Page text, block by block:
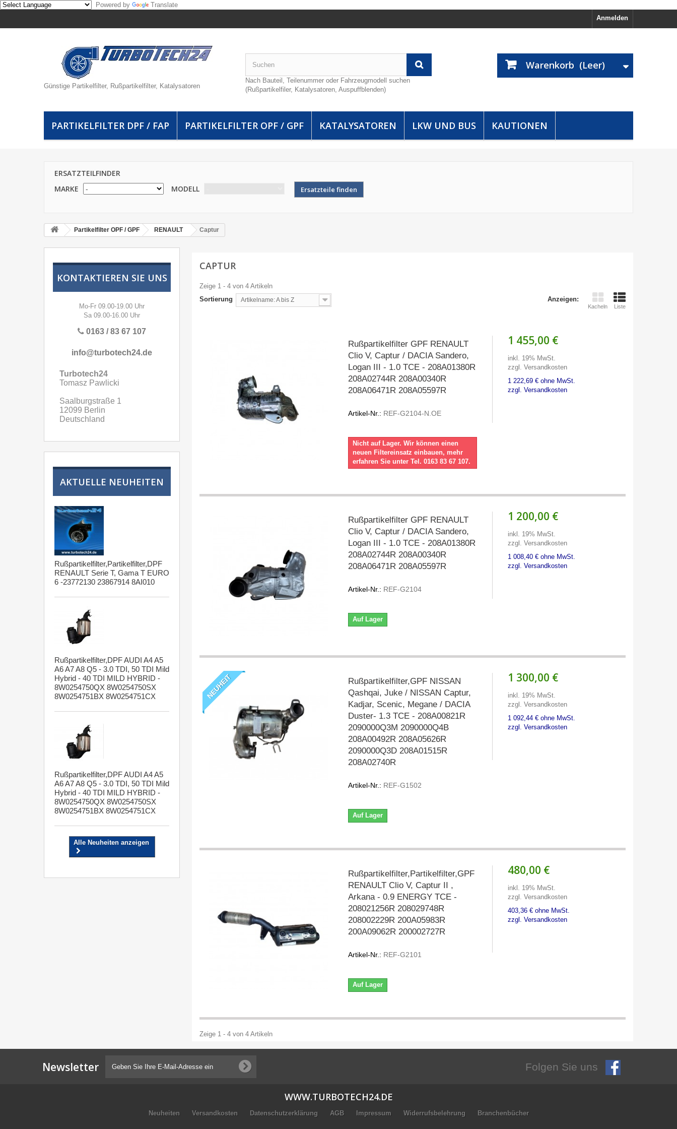
Powered by
Translate
Anmelden
Günstige Partikelfilter, Rußpartikelfilter, Katalysatoren
Nach Bauteil, Teilenummer oder Fahrzeugmodell suchen
(Rußpartikelfiler, Katalysatoren, Auspuffblenden)
Warenkorb (Leer)
PARTIKELFILTER DPF / FAP PARTIKELFILTER OPF / GPF KATALYSATOREN LKW UND BUS KAUTIONEN
ERSATZTEILFINDER
MARKE
MODELL
Partikelfilter OPF / GPF RENAULT Captur
KONTAKTIEREN SIE UNS
Mo-Fr 09.00-19.00 Uhr
Sa 09.00-16.00 Uhr
0163 / 83 67 107
info@turbotech24.de
Turbotech24
Tomasz Pawlicki
Saalburgstraße 1
12099 Berlin
Deutschland
AKTUELLE NEUHEITEN
Rußpartikelfilter,Partikelfilter,DPF
RENAULT Serie T, Gama T EURO
6 -23772130 23867914 8AI010
Rußpartikelfilter,DPF AUDI A4 A5
A6 A7 A8 Q5 - 3.0 TDI, 50 TDI Mild
Hybrid - 40 TDI MILD HYBRID -
8W0254750QX 8W0254750SX
8W0254751BX 8W0254751CX
Rußpartikelfilter,DPF AUDI A4 A5
A6 A7 A8 Q5 - 3.0 TDI, 50 TDI Mild
Hybrid - 40 TDI MILD HYBRID -
8W0254750QX 8W0254750SX
8W0254751BX 8W0254751CX
Alle Neuheiten anzeigen
CAPTUR
Zeige 1 - 4 von 4 Artikeln
Anzeigen:
Kacheln Liste
Sortierung Artikelname: A bis Z
Rußpartikelfilter GPF RENAULT
Clio V, Captur / DACIA Sandero,
Logan III - 1.0 TCE - 208A01380R
208A02744R 208A00340R
208A06471R 208A05597R
Artikel-Nr.: REF-G2104-N.OE
Nicht auf Lager. Wir können einen
neuen Filtereinsatz einbauen, mehr
erfahren Sie unter Tel. 0163 83 67 107.
1 455,00 €
inkl. 19% MwSt.
zzgl. Versandkosten
1 222,69 € ohne MwSt.
zzgl. Versandkosten
Rußpartikelfilter GPF RENAULT
Clio V, Captur / DACIA Sandero,
Logan III - 1.0 TCE - 208A01380R
208A02744R 208A00340R
208A06471R 208A05597R
Artikel-Nr.: REF-G2104
Auf Lager
1 200,00 €
inkl. 19% MwSt.
zzgl. Versandkosten
1 008,40 € ohne MwSt.
zzgl. Versandkosten
NEUHEIT
Rußpartikelfilter,GPF NISSAN
Qashqai, Juke / NISSAN Captur,
Kadjar, Scenic, Megane / DACIA
Duster- 1.3 TCE - 208A00821R
2090000Q3M 2090000Q4B
208A00492R 208A05626R
2090000Q3D 208A01515R
208A02740R
Artikel-Nr.: REF-G1502
Auf Lager
1 300,00 €
inkl. 19% MwSt.
zzgl. Versandkosten
1 092,44 € ohne MwSt.
zzgl. Versandkosten
Rußpartikelfilter,Partikelfilter,GPF
RENAULT Clio V, Captur II ,
Arkana - 0.9 ENERGY TCE -
208021256R 208029748R
208002229R 200A05983R
200A09062R 200002727R
Artikel-Nr.: REF-G2101
Auf Lager
480,00 €
inkl. 19% MwSt.
zzgl. Versandkosten
403,36 € ohne MwSt.
zzgl. Versandkosten
Zeige 1 - 4 von 4 Artikeln
Newsletter Folgen Sie uns
WWW.TURBOTECH24.DE
Neuheiten Versandkosten Datenschutzerklärung AGB Impressum Widerrufsbelehrung Branchenbücher